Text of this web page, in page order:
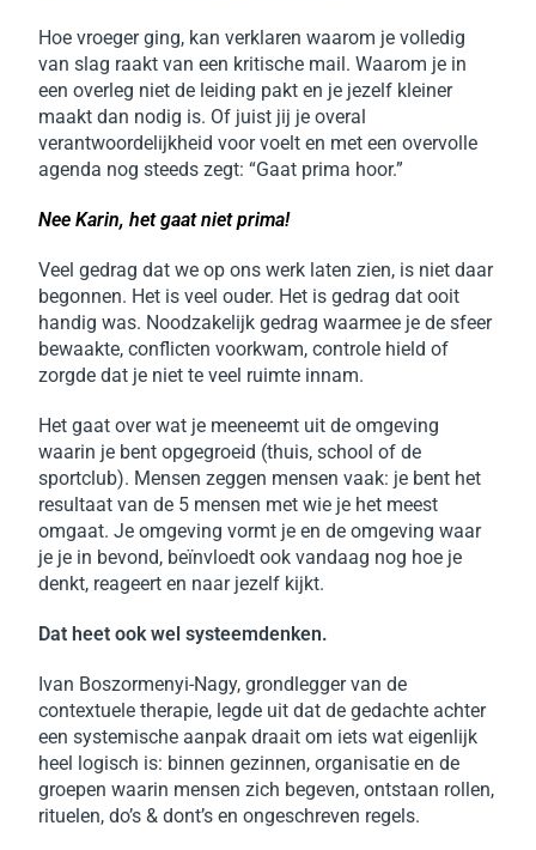
Hoe vroeger ging, kan verklaren waarom je volledig
van slag raakt van een kritische mail. Waarom je in
een overleg niet de leiding pakt en je jezelf kleiner
maakt dan nodig is. Of juist jij je overal
verantwoordelijkheid voor voelt en met een overvolle
agenda nog steeds zegt: “Gaat prima hoor.”
Nee Karin, het gaat niet prima!
Veel gedrag dat we op ons werk laten zien, is niet daar
begonnen. Het is veel ouder. Het is gedrag dat ooit
handig was. Noodzakelijk gedrag waarmee je de sfeer
bewaakte, conflicten voorkwam, controle hield of
zorgde dat je niet te veel ruimte innam.
Het gaat over wat je meeneemt uit de omgeving
waarin je bent opgegroeid (thuis, school of de
sportclub). Mensen zeggen mensen vaak: je bent het
resultaat van de 5 mensen met wie je het meest
omgaat. Je omgeving vormt je en de omgeving waar
je je in bevond, beïnvloedt ook vandaag nog hoe je
denkt, reageert en naar jezelf kijkt.
Dat heet ook wel systeemdenken.
Ivan Boszormenyi-Nagy, grondlegger van de
contextuele therapie, legde uit dat de gedachte achter
een systemische aanpak draait om iets wat eigenlijk
heel logisch is: binnen gezinnen, organisatie en de
groepen waarin mensen zich begeven, ontstaan rollen,
rituelen, do’s & dont’s en ongeschreven regels.